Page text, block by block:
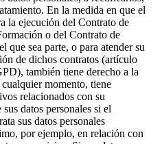
En la medida en que el
la ejecución del Contrato de
o del Contrato de
que sea parte, o para atender su
de dichos contratos (artículo
también tiene derecho a la
momento, tiene
relacionados con su
datos personales si el
sus datos personales
por ejemplo, en relación con